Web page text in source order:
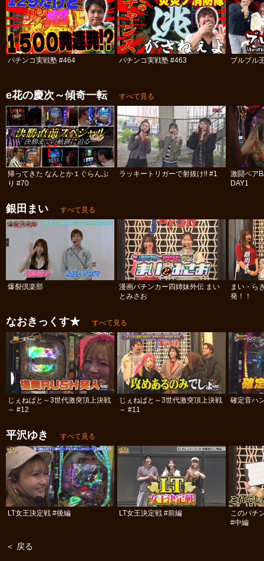
パチンコ実戦塾 #464 パチンコ実戦塾 #463 ブルブル
e花の慶次～傾奇一転 すべて見る
帰ってきた なんとか１ぐらんぷ
り #70
ラッキートリガーで射抜け!! #1
激闘ペア
DAY1
銀田まい すべて見る
爆裂倶楽部
漫画パチンカー四姉妹外伝 まい
とみさお
まい・ら
発！！
なおきっくす★ すべて見る
じぇねばと～3世代激突頂上決戦
～ #12
じぇねばと～3世代激突頂上決戦
～ #11
確定音ハ
平沢ゆき すべて見る
LT女王決定戦 #後編 LT女王決定戦 #前編
このパチ
#中編
＜ 戻る